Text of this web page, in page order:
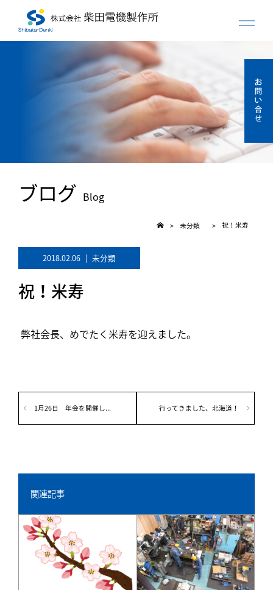
ブログ Blog
> 未分類 > 祝！米寿
2018.02.06 | 未分類
祝！米寿
弊社会長、めでたく米寿を迎えました。
1月26日 年会を開催し... 行ってきました、北海道！
関連記事